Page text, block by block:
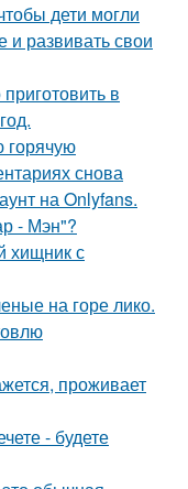
дети могли
и развивать свои
в
горячую
снова
на Onlyfans.
- Мэн"?
хищник с
на горе лико.
проживает
- будете